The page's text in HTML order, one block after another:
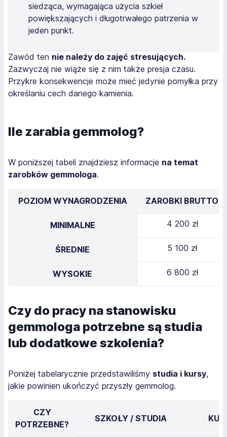
siedząca, wymagająca użycia szkieł
powiększających i długotrwałego patrzenia w
jeden punkt.
Zawód ten nie należy do zajęć stresujących.
Zazwyczaj nie wiąże się z nim także presja czasu.
Przykre konsekwencje może mieć jedynie pomyłka przy
określaniu cech danego kamienia.
Ile zarabia gemmolog?
W poniższej tabeli znajdziesz informacje na temat
zarobków gemmologa.
POZIOM WYNAGRODZENIA ZAROBKI BRUTTO
MINIMALNE 4 200 zł
ŚREDNIE 5 100 zł
WYSOKIE 6 800 zł
Czy do pracy na stanowisku
gemmologa potrzebne są studia
lub dodatkowe szkolenia?
Poniżej tabelarycznie przedstawiliśmy studia i kursy,
jakie powinien ukończyć przyszły gemmolog.
CZY
POTRZEBNE?
SZKOŁY / STUDIA